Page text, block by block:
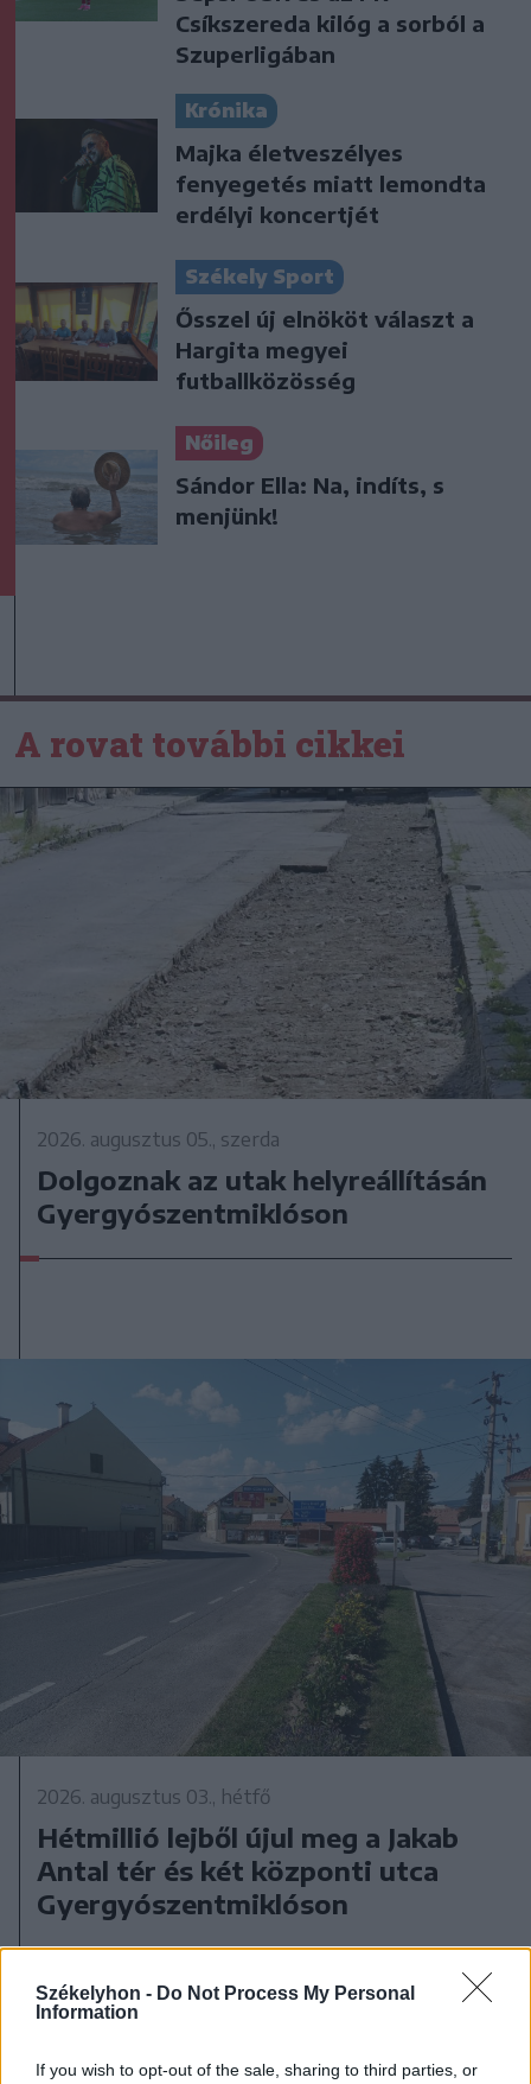
Székelyhon - Do Not Process My Personal
Information
If you wish to opt-out of the sale, sharing to third parties, or
Csíkszereda kilóg a sorból a
Szuperligában
Krónika
Majka életveszélyes
fenyegetés miatt lemondta
erdélyi koncertjét
Székely Sport
Ősszel új elnököt választ a
Hargita megyei
futballközösség
Nőileg
Sándor Ella: Na, indíts, s
menjünk!
A rovat további cikkei
2026. augusztus 05., szerda
Dolgoznak az utak helyreállításán
Gyergyószentmiklóson
2026. augusztus 03., hétfő
Hétmillió lejből újul meg a Jakab
Antal tér és két központi utca
Gyergyószentmiklóson